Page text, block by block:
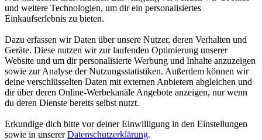
und weitere Technologien, um dir ein personalisiertes
Einkaufserlebnis zu bieten.
Dazu erfassen wir Daten über unsere Nutzer, deren Verhalten und
Geräte. Diese nutzen wir zur laufenden Optimierung unserer
Website und um dir personalisierte Werbung und Inhalte anzuzeigen
sowie zur Analyse der Nutzungsstatistiken. Außerdem können wir
deine verschlüsselten Daten mit externen Anbietern abgleichen und
dir über deren Online-Werbekanäle Angebote anzeigen, nur wenn
du deren Dienste bereits selbst nutzt.
Erkundige dich bitte vor deiner Einwilligung in den Einstellungen
sowie in unsererDatenschutzerklärung.